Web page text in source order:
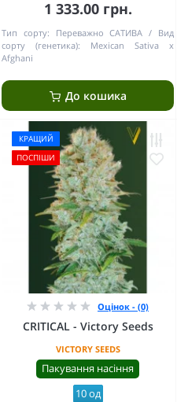
1 333.00 грн.
Тип сорту: Переважно САТИВА
Вид
сорту (генетика):
Mexican Sativa x
Afghani
До кошика
КРАЩИЙ
ПОСПІШИ
Оцінок - (0)
CRITICAL - Victory Seeds
VICTORY SEEDS
Пакування насіння
10 од